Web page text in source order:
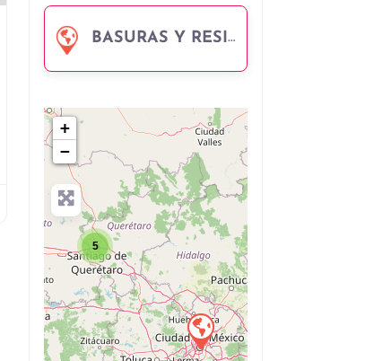
BASURAS Y RESIDUOS
5
+
−